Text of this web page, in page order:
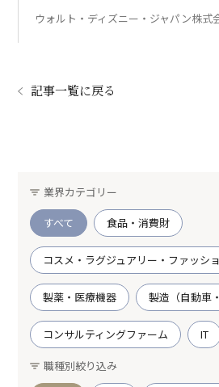
ウォルト・ディズニー・ジャパン株式
記事一覧に戻る
業界カテゴリー
すべて
食品・消費財
コスメ・ラグジュアリー・ファッシ
製薬・医療機器 製造（自動車
コンサルティングファーム IT
職種別絞り込み